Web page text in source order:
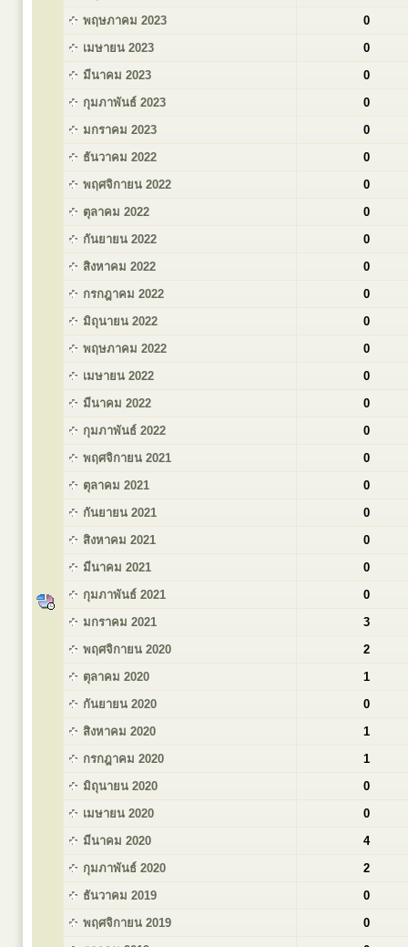
พฤษภาคม 2023
0
เมษายน 2023
0
มีนาคม 2023
0
กุมภาพันธ์ 2023
0
มกราคม 2023
0
ธันวาคม 2022
0
พฤศจิกายน 2022
0
ตุลาคม 2022
0
กันยายน 2022
0
สิงหาคม 2022
0
กรกฎาคม 2022
0
มิถุนายน 2022
0
พฤษภาคม 2022
0
เมษายน 2022
0
มีนาคม 2022
0
กุมภาพันธ์ 2022
0
พฤศจิกายน 2021
0
ตุลาคม 2021
0
กันยายน 2021
0
สิงหาคม 2021
0
มีนาคม 2021
0
กุมภาพันธ์ 2021
0
มกราคม 2021
3
พฤศจิกายน 2020
2
ตุลาคม 2020
1
กันยายน 2020
0
สิงหาคม 2020
1
กรกฎาคม 2020
1
มิถุนายน 2020
0
เมษายน 2020
0
มีนาคม 2020
4
กุมภาพันธ์ 2020
2
ธันวาคม 2019
0
พฤศจิกายน 2019
0